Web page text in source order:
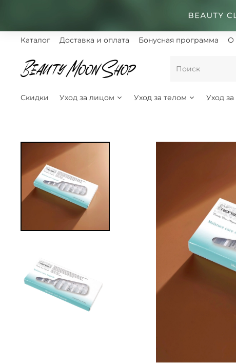
Каталог Доставка и оплата Бонусная программа О
Скидки Уход за лицом Уход за телом Уход